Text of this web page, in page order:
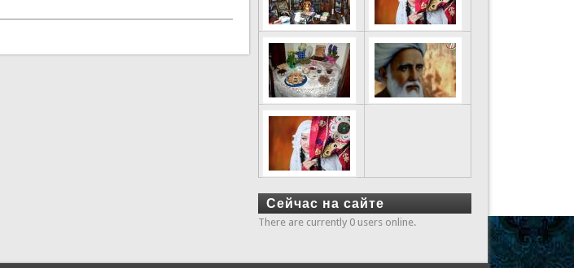
Сейчас на сайте
There are currently 0 users online.